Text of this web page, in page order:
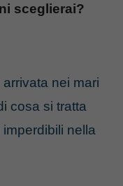
sceglierai?
nei mari
cosa si tratta
nella